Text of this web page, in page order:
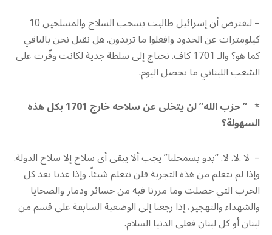
– لنفترض أن إسرائيل طالبت بسحب السلاح والمسلحين 10
كيلومترات عن الحدود وافعلوا ما تريدون. هل نقبل نحن بالباقي
كما هو؟ والـ 1701 كاف. نحتاج إلى سلطة جدية لكانت وفّرت على
الشعب اللبناني ما يحصل اليوم.
*
” حزب الله” لن يتخلى عن سلاحه خارج 1701 بكل هذه
السهولة؟
– لا .لا. لا. “بدو يسمحلنا” يجب ألا يبقى أي سلاح إلا سلاح الدولة.
وإذا لم نتعلم من هذه التجربة فلن نتعلم شيئاً. وإذا عدنا بعد كل
الحرب التي حصلت وما مررنا فيه من خسائر ودمار والضحايا
والشهداء والتهجير، إذا رجعنا إلى الوضعية السابقة على قسم من
لبنان أو كل لبنان فعلى الدنيا السلام.